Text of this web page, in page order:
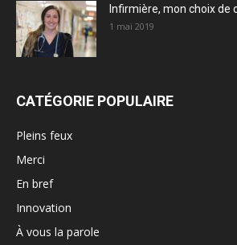
Infirmière, mon choix de
1 mai 2019
CATÉGORIE POPULAIRE
Pleins feux
Merci
En bref
Innovation
À vous la parole